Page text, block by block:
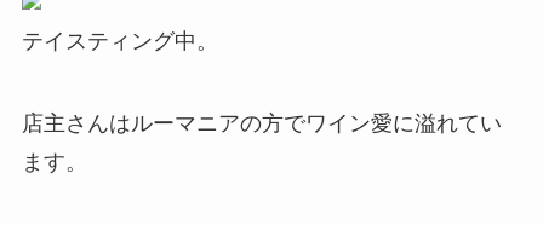
テイスティング中。
店主さんはルーマニアの方でワイン愛に溢れてい
ます。